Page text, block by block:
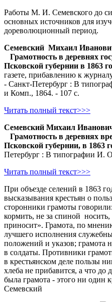
Работы М. И. Семевского до
основных источников для
дореволюционный период.
Семевский Михаил
Грамотность в деревнях
Псковской губернии в 1863
газете, прибавлению к
- Санкт-Петербург : В
и Комп., 1864. - 107 с.
Читать полный текст>>>
Семевский Михаил
Грамотность в деревнях
Псковской губернии, в 1863
Петербург : В типографии И.
Читать полный текст>>>
При объезде селений в 1863
высказывания крестьян о
сторонники грамоты
кормить, не за спиной носить,
приносит». Грамота, по
лучшего исполнения
положений и указов; грамота
в солдаты. Противники
в крестьянском деле пользы
хлеба не прибавится, а что
была грамота - этого ни один
Семевский